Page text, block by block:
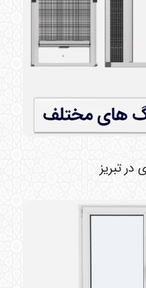
در تبریز